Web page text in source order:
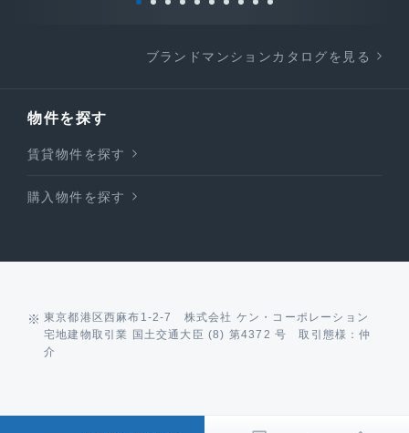
ブランドマンションカタログを見る
物件を探す
賃貸物件を探す
購入物件を探す
東京都港区西麻布1-2-7 株式会社 ケン・コーポレーション
宅地建物取引業 国土交通大臣 (8) 第4372 号 取引態様：仲
介